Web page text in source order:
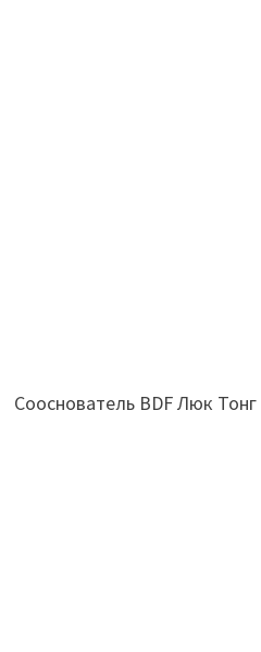
Сооснователь BDF Люк Тонг